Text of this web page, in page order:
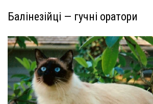
Балінезійці — гучні оратори